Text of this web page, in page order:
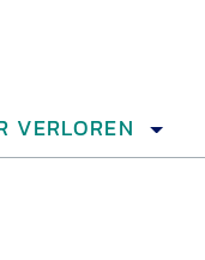
VERLOREN